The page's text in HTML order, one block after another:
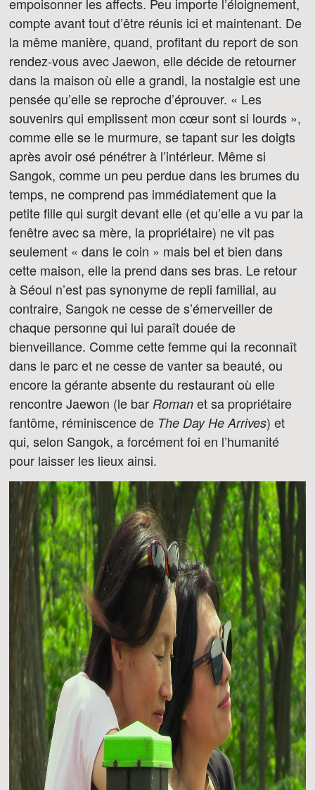
compte avant tout d’être réunis ici et maintenant. De
la même manière, quand, profitant du report de son
rendez-vous avec Jaewon, elle décide de retourner
dans la maison où elle a grandi, la nostalgie est une
pensée qu’elle se reproche d’éprouver. « Les
souvenirs qui emplissent mon cœur sont si lourds »,
comme elle se le murmure, se tapant sur les doigts
après avoir osé pénétrer à l’intérieur. Même si
Sangok, comme un peu perdue dans les brumes du
temps, ne comprend pas immédiatement que la
petite fille qui surgit devant elle (et qu’elle a vu par la
fenêtre avec sa mère, la propriétaire) ne vit pas
seulement « dans le coin » mais bel et bien dans
cette maison, elle la prend dans ses bras. Le retour
à Séoul n’est pas synonyme de repli familial, au
contraire, Sangok ne cesse de s’émerveiller de
chaque personne qui lui paraît douée de
bienveillance. Comme cette femme qui la reconnaît
dans le parc et ne cesse de vanter sa beauté, ou
encore la gérante absente du restaurant où elle
rencontre Jaewon (le bar Roman et sa propriétaire
fantôme, réminiscence de The Day He Arrives) et
qui, selon Sangok, a forcément foi en l’humanité
pour laisser les lieux ainsi.